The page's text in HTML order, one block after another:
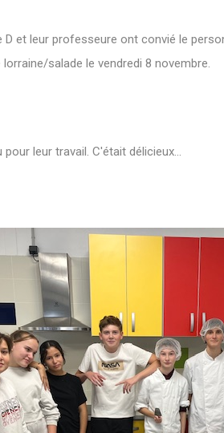
D et leur professeure ont convié le
salade le vendredi 8 novembre.
pour leur travail. C'était délicieux...